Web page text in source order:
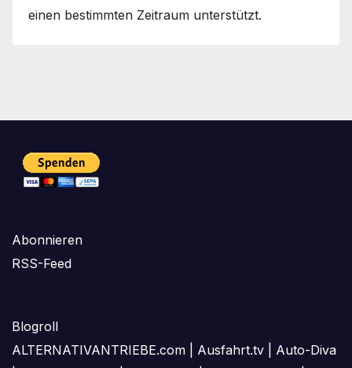
einen bestimmten Zeitraum unterstützt.
Abonnieren
RSS-Feed
Blogroll
ALTERNATIVANTRIEBE.com
Ausfahrt.tv
Auto-Diva